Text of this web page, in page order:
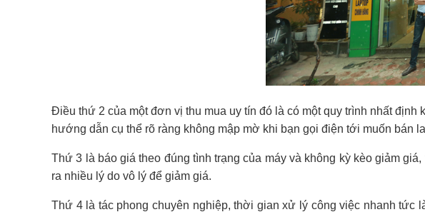
Điều thứ 2 của một đơn vị thu mua uy tín đó là có một quy trình nhất
hướng dẫn cụ thể rõ ràng không mập mờ khi bạn gọi điện tới muốn bán
Thứ 3 là báo giá theo đúng tình trạng của máy và không kỳ kèo giảm
ra nhiều lý do vô lý để giảm giá.
Thứ 4 là tác phong chuyên nghiệp, thời gian xử lý công việc nhanh tức